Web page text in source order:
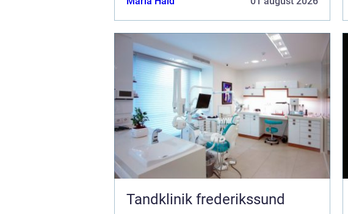
Tandklinik frederikssund